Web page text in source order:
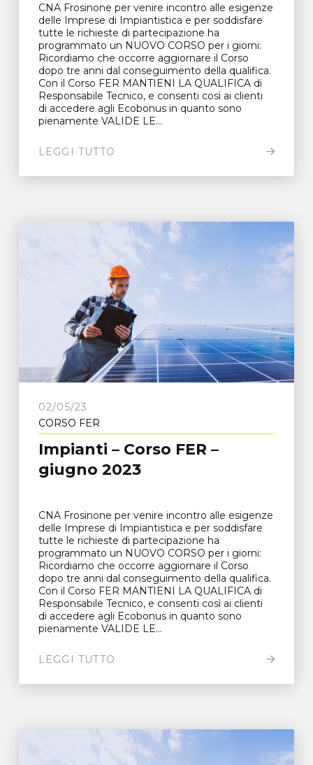
CNA Frosinone per venire incontro alle esigenze
delle Imprese di Impiantistica e per soddisfare
tutte le richieste di partecipazione ha
programmato un NUOVO CORSO per i giorni:
Ricordiamo che occorre aggiornare il Corso
dopo tre anni dal conseguimento della qualifica.
Con il Corso FER MANTIENI LA QUALIFICA di
Responsabile Tecnico, e consenti così ai clienti
di accedere agli Ecobonus in quanto sono
pienamente VALIDE LE...
LEGGI TUTTO
02/05/23
CORSO FER
Impianti – Corso FER –
giugno 2023
CNA Frosinone per venire incontro alle esigenze
delle Imprese di Impiantistica e per soddisfare
tutte le richieste di partecipazione ha
programmato un NUOVO CORSO per i giorni:
Ricordiamo che occorre aggiornare il Corso
dopo tre anni dal conseguimento della qualifica.
Con il Corso FER MANTIENI LA QUALIFICA di
Responsabile Tecnico, e consenti così ai clienti
di accedere agli Ecobonus in quanto sono
pienamente VALIDE LE...
LEGGI TUTTO